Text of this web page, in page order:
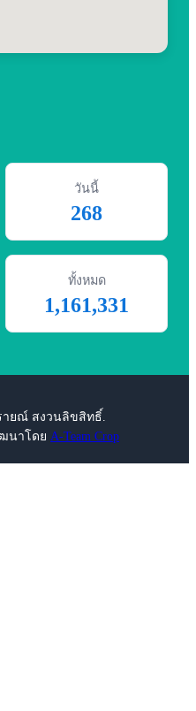
วันนี้
268
ทั้งหมด
1,161,331
ยณ์ สงวนลิขสิทธิ์.
ฒนาโดย A-Team Crop